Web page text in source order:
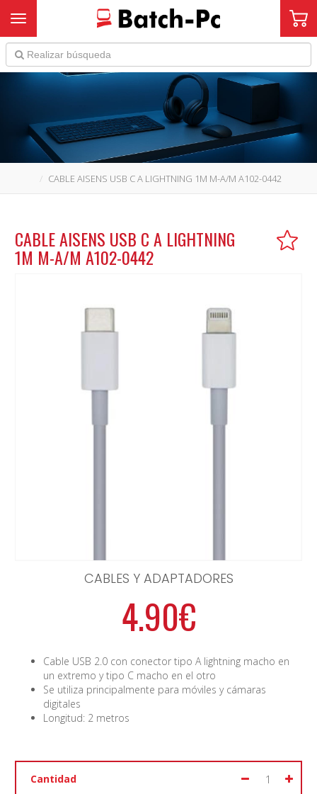
Toggle navigation
CABLE AISENS USB C A LIGHTNING 1M M-A/M A102-0442
CABLE AISENS USB C A LIGHTNING
1M M-A/M A102-0442
CABLES Y ADAPTADORES
4.90€
Cable USB 2.0 con conector tipo A lightning macho en
un extremo y tipo C macho en el otro
Se utiliza principalmente para móviles y cámaras
digitales
Longitud: 2 metros
Cantidad